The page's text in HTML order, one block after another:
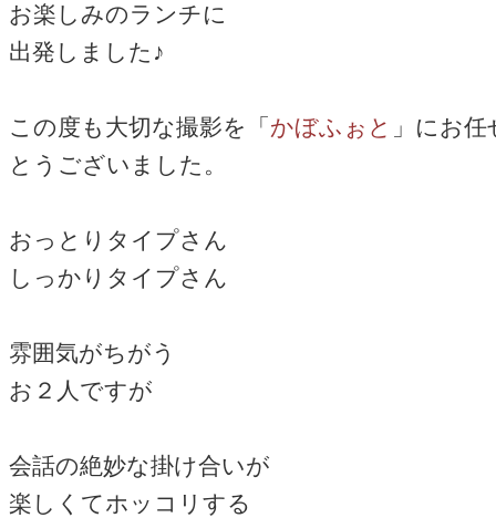
お楽しみのランチに
出発しました♪
この度も大切な撮影を「 かぼふぉと 」にお
とうございました。
おっとりタイプさん
しっかりタイプさん
雰囲気がちがう
お２人ですが
会話の絶妙な掛け合いが
楽しくてホッコリする